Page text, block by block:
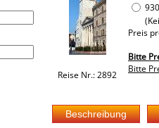
Reise Nr.: 2892
Preis
Bitte
Bitte